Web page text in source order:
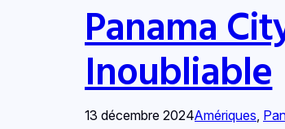
Panama
Inoubliable
13 décembre 2024Amériques,